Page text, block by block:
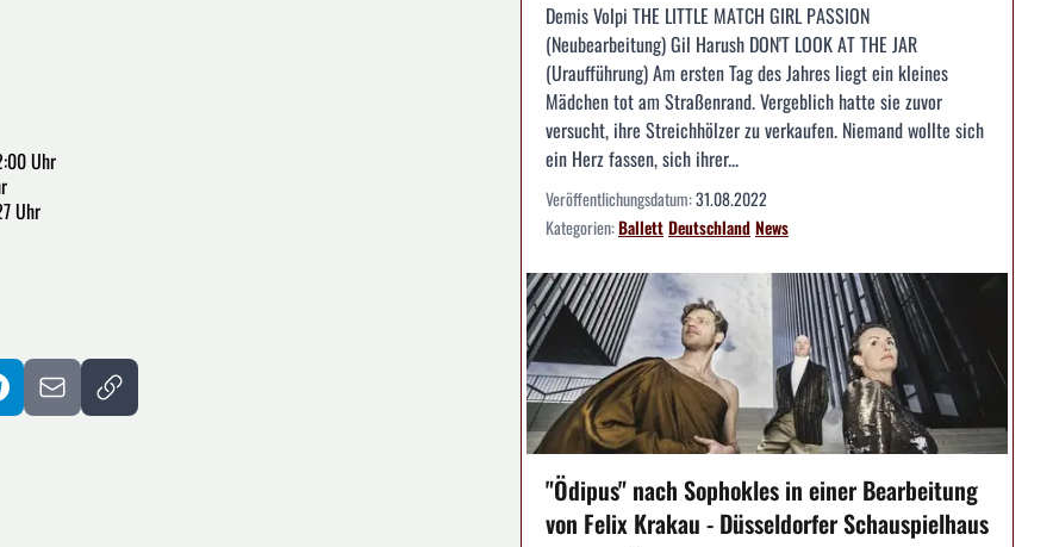
Uhr
Uhr
Demis Volpi THE LITTLE MATCH GIRL PASSION
(Neubearbeitung) Gil Harush DON'T LOOK AT THE JAR
(Uraufführung) Am ersten Tag des Jahres liegt ein kleines
Mädchen tot am Straßenrand. Vergeblich hatte sie zuvor
versucht, ihre Streichhölzer zu verkaufen. Niemand wollte sich
ein Herz fassen, sich ihrer...
Veröffentlichungsdatum:31.08.2022
Kategorien:BallettDeutschlandNews
"Ödipus" nach Sophokles in einer Bearbeitung
von Felix Krakau - Düsseldorfer Schauspielhaus